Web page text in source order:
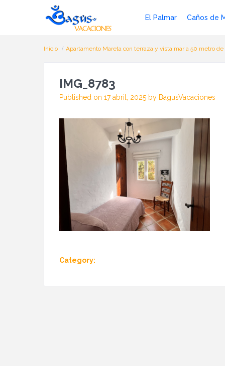
El Palmar Caños de
Inicio Apartamento Mareta con terraza y vista mar a 50 metro de
IMG_8783
Published on 17 abril, 2025 by BagusVacaciones
Category: